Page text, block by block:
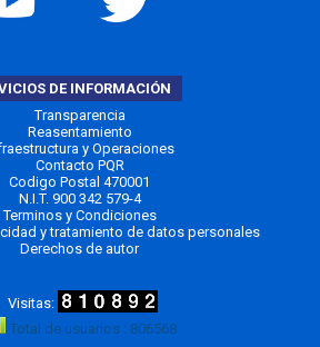
DE INFORMACIÓN
Transparencia
Reasentamiento
y Operaciones
Contacto PQR
Codigo Postal 470001
N.I.T. 900 342 579-4
Terminos y Condiciones
y tratamiento de datos personales
Derechos de autor
Total de usuarios : 806568